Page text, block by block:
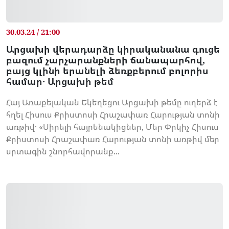
30.03.24 / 21:00
Արցախի վերադարձը կիրականանա գուցե
բազում չարչարանքների ճանապարհով,
բայց կլինի երանելի ձեռքբերում բոլորիս
համար․ Արցախի թեմ
Հայ Առաքելական Եկեղեցու Արցախի թեմը ուղերձ է
հղել Հիսուս Քրիստոսի Հրաշափառ Հարության տոնի
առթիվ․ «Սիրելի հայրենակիցներ, Մեր Փրկիչ Հիսուս
Քրիստոսի Հրաշափառ Հարության տոնի առթիվ մեր
սրտագին շնորհավորանք...